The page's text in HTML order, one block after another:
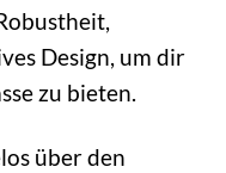
Design, um dir
zu bieten.
über den